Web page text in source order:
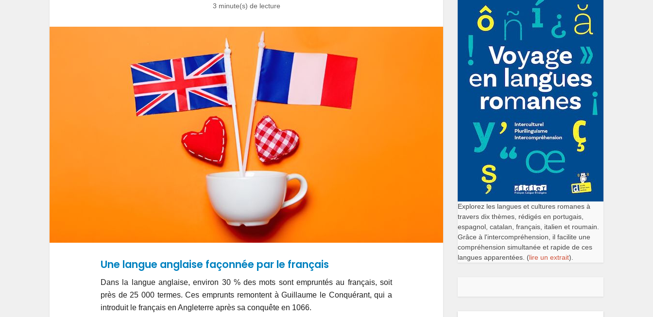
3 minute(s) de lecture
Une langue anglaise façonnée par le français
Dans la langue anglaise, environ 30 % des mots sont empruntés au français, soit
près de 25 000 termes. Ces emprunts remontent à Guillaume le Conquérant, qui a
introduit le français en Angleterre après sa conquête en 1066.
Explorez les langues et cultures romanes à
travers dix thèmes, rédigés en portugais,
espagnol, catalan, français, italien et roumain.
Grâce à l'intercompréhension, il facilite une
compréhension simultanée et rapide de ces
langues apparentées. (lire un extrait).